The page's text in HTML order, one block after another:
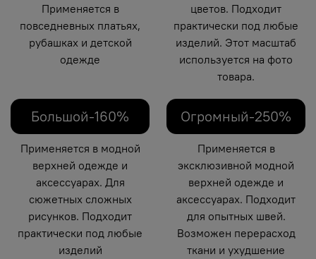
Применяется в
повседневных платьях,
рубашках и детской
одежде
цветов. Подходит
практически под любые
изделий. Этот масштаб
используется на фото
товара.
Большой-160%
Применяется в модной
верхней одежде и
аксессуарах. Для
сюжетных сложных
рисунков. Подходит
практически под любые
изделий
Огромный-250%
Применяется в
эксклюзивной модной
верхней одежде и
аксессуарах. Подходит
для опытных швей.
Возможен перерасход
ткани и ухудшение